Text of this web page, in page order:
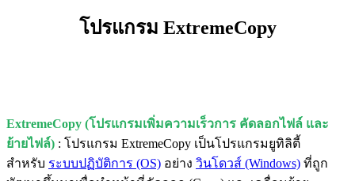
โปรแกรม ExtremeCopy
ExtremeCopy (โปรแกรมเพิ่มความเร็วการ คัดลอกไฟล์ และ
ย้ายไฟล์) : โปรแกรม ExtremeCopy เป็นโปรแกรมยูทิลิตี้
สำหรับ ระบบปฏิบัติการ (OS) อย่าง วินโดวส์ (Windows) ที่ถูก